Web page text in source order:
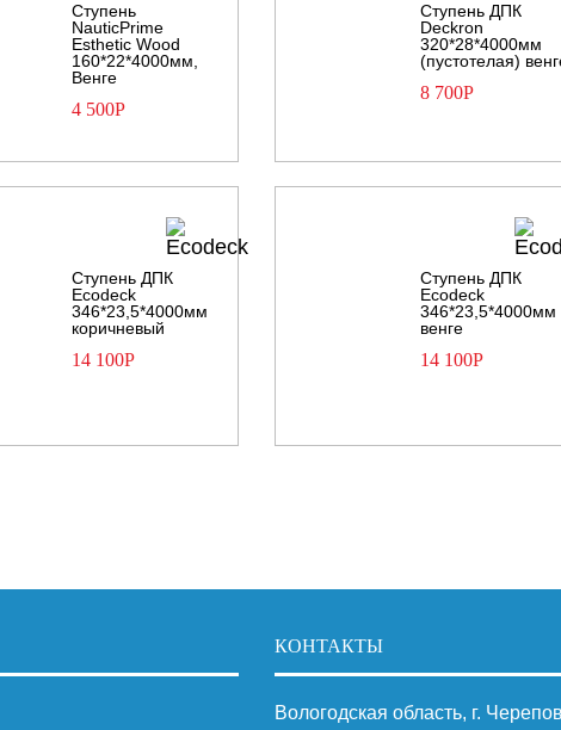
Ступень
NauticPrime
Esthetic Wood
160*22*4000мм,
Венге
4 500Р
Ступень ДПК
Deckron
320*28*4000мм
(пустотелая)
8 700Р
Ступень ДПК
Ecodeck
346*23,5*4000мм
коричневый
14 100Р
Ступень ДПК
Ecodeck
346*23,5*4000мм
венге
14 100Р
КОНТАКТЫ
Вологодская область, г.